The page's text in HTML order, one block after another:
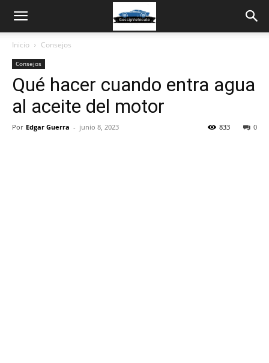
Inicio Consejos
Consejos
Qué hacer cuando entra agua
al aceite del motor
Por Edgar Guerra - junio 8, 2023 0
833